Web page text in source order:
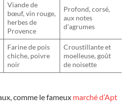
Viande de
bœuf, vin rouge,
herbes de
Provence
Profond, corsé,
aux notes
d’agrumes
Farine de pois
chiche, poivre
noir
Croustillante et
moelleuse, goût
de noisette
comme le fameux marché d’Apt